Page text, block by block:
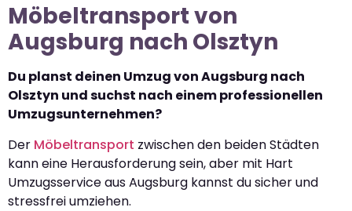
Möbeltransport von
Augsburg nach Olsztyn
Du planst deinen Umzug von Augsburg nach
Olsztyn und suchst nach einem professionellen
Umzugsunternehmen?
Der Möbeltransport zwischen den beiden Städten
kann eine Herausforderung sein, aber mit Hart
Umzugsservice aus Augsburg kannst du sicher und
stressfrei umziehen.